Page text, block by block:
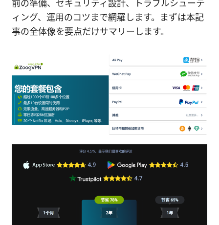
前の準備、セキュリティ設計、トラブルシューテ
ィング、運用のコツまで網羅します。まずは本記
事の全体像を要点だけサマリーします。